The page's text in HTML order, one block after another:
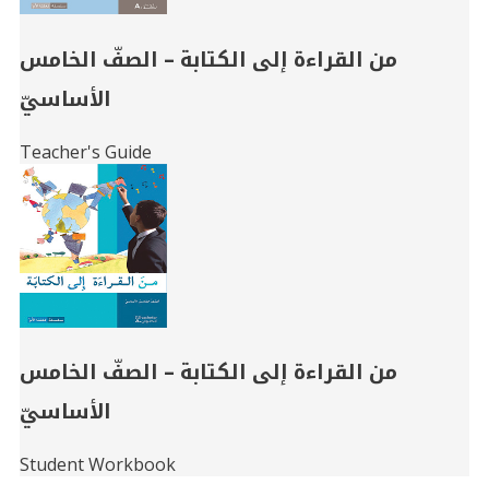
من القراءة إلى الكتابة – الصفّ الخامس
الأساسيّ
Teacher's Guide
من القراءة إلى الكتابة – الصفّ الخامس
الأساسيّ
Student Workbook